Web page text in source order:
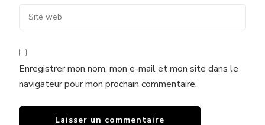
Enregistrer mon nom, mon e-mail et mon site dans le
navigateur pour mon prochain commentaire.